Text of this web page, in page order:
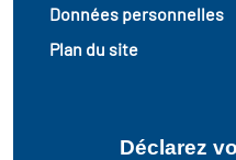
Données personnelles
Plan du site
Déclarez